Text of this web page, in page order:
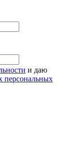
и даю
персональных